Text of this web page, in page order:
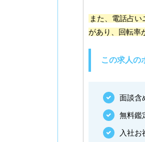
また、電話占
があり、回転率
この求人の
面談含
無料鑑
入社お